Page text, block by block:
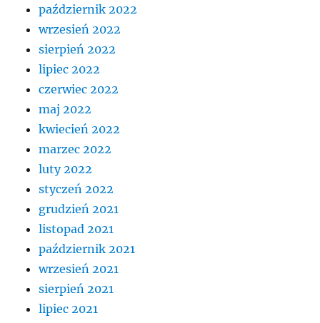
październik 2022
wrzesień 2022
sierpień 2022
lipiec 2022
czerwiec 2022
maj 2022
kwiecień 2022
marzec 2022
luty 2022
styczeń 2022
grudzień 2021
listopad 2021
październik 2021
wrzesień 2021
sierpień 2021
lipiec 2021